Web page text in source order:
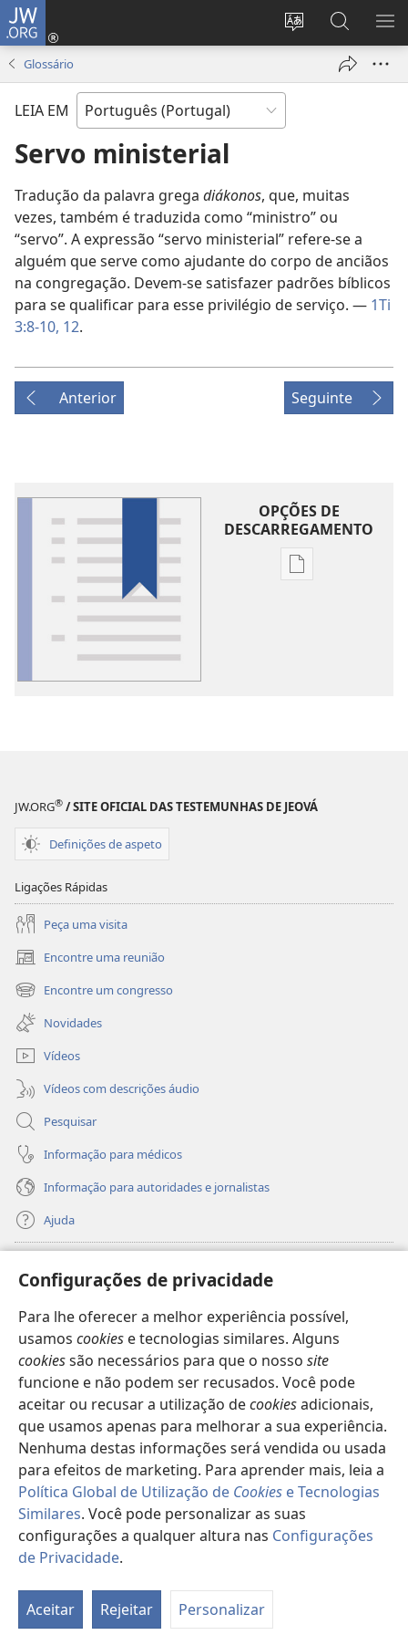
Configurações de privacidade
Para lhe oferecer a melhor experiência possível,
usamos cookies e tecnologias similares. Alguns
cookiessão necessários para que o nosso site
funcione e não podem ser recusados. Você pode
aceitar ou recusar a utilização decookiesadicionais,
que usamos apenas para melhorar a sua experiência.
Nenhuma destas informações será vendida ou usada
para efeitos de marketing. Para aprender mais, leia a
Política Global de Utilização de Cookies e Tecnologias
Similares. Você pode personalizar as suas
configurações a qualquer altura nas Configurações
de Privacidade.
Aceitar Rejeitar Personalizar
JW.ORG
Alterar
Entrar
(abre
janela)
Pesquisar
no
Site
Glossário
LEIA EM
Servo ministerial
Tradução da palavra grega diákonos, que, muitas
vezes, também é traduzida como “ministro” ou
“servo”. A expressão “servo ministerial” refere-se a
alguém que serve como ajudante do corpo de anciãos
na congregação. Devem-se satisfazer padrões bíblicos
para se qualificar para esse privilégio de serviço. — 1Ti
3:8-10, 12.
Anterior Seguinte
OPÇÕES DE
DESCARREGAMENTO
Opções
JW.ORG® / SITE OFICIAL DAS TESTEMUNHAS DE JEOVÁ
Definições de aspeto
Ligações Rápidas
Peça uma visita
Encontre uma reunião
(abre
uma
nova
janela)
Encontre um congresso
(abre
uma
nova
janela)
Novidades
Vídeos
Vídeos com descrições áudio
Pesquisar
Informação para médicos
Informação para autoridades e jornalistas
Ajuda
(abre
uma
nova
janela)
BibliotecaOnline da Torre de Vigia™
(abre
uma
nova
janela)
JW Hub
(abre
uma
nova JW Library
Watchtower Library
Copyright © 2026 Watch Tower Bible and Tract Society of Pennsylvania.
TERMOS DE UTILIZAÇÃO
CONFIGURAÇÕES DE PRIVACIDADE